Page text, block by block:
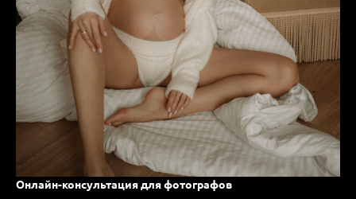
Онлайн-консультация для фотографов